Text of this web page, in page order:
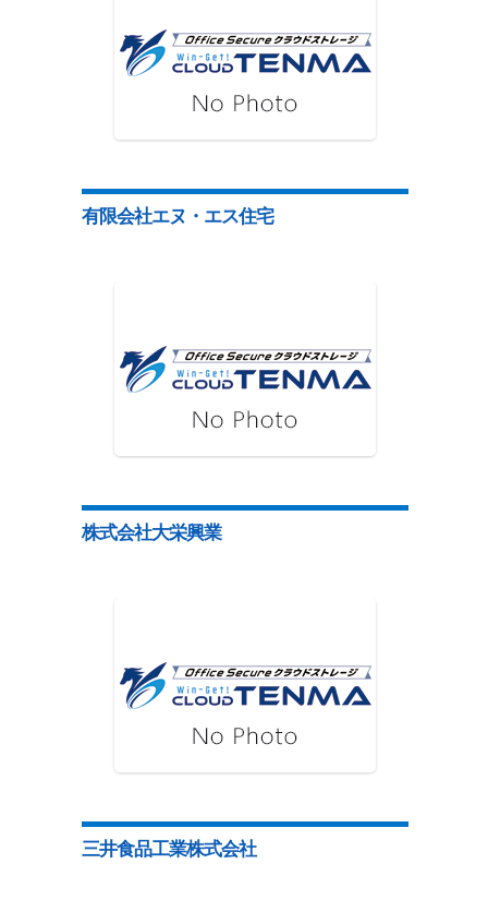
有限会社エヌ・エス住宅
株式会社大栄興業
三井食品工業株式会社